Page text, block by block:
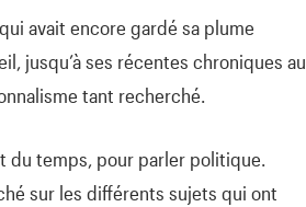
avait encore gardé sa plume
jusqu’à ses récentes chroniques au
tant recherché.
du temps, pour parler politique.
sur les différents sujets qui ont